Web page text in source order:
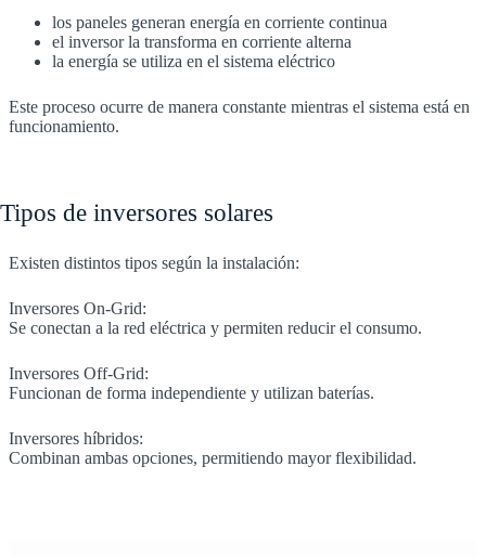
los paneles generan energía en corriente continua
el inversor la transforma en corriente alterna
la energía se utiliza en el sistema eléctrico
Este proceso ocurre de manera constante mientras el sistema está en
funcionamiento.
Tipos de inversores solares
Existen distintos tipos según la instalación:
Inversores On-Grid:
Se conectan a la red eléctrica y permiten reducir el consumo.
Inversores Off-Grid:
Funcionan de forma independiente y utilizan baterías.
Inversores híbridos:
Combinan ambas opciones, permitiendo mayor flexibilidad.